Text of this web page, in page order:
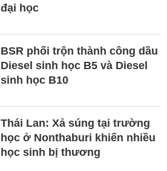
đại học
BSR phối trộn thành công dầu
Diesel sinh học B5 và Diesel
sinh học B10
Thái Lan: Xả súng tại trường
học ở Nonthaburi khiến nhiều
học sinh bị thương